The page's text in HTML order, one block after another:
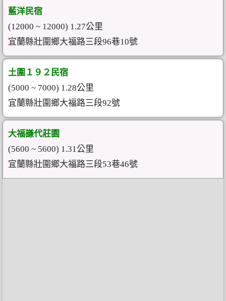
藍洋民宿
(12000 ~ 12000) 1.27公里
宜蘭縣壯圍鄉大福路三段96巷10號
土圍１９２民宿
(5000 ~ 7000) 1.28公里
宜蘭縣壯圍鄉大福路三段92號
大福謙代莊園
(5600 ~ 5600) 1.31公里
宜蘭縣壯圍鄉大福路三段53巷46號